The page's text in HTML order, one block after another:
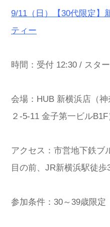
9/11（日）【30代限定】
ティー
時間：受付 12:30 / スタ
会場：HUB 新横浜店（
２-5-11 金子第一ビルB1F
アクセス：市営地下鉄ブ
目の前、JR新横浜駅徒歩
参加条件：30～39歳限定